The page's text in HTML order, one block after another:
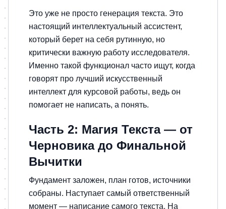
Это уже не просто генерация текста. Это
настоящий интеллектуальный ассистент,
который берет на себя рутинную, но
критически важную работу исследователя.
Именно такой функционал часто ищут, когда
говорят про лучший искусственный
интеллект для курсовой работы, ведь он
помогает не написать, а понять.
Часть 2: Магия Текста — от
Черновика до Финальной
Вычитки
Фундамент заложен, план готов, источники
собраны. Наступает самый ответственный
момент — написание самого текста. На